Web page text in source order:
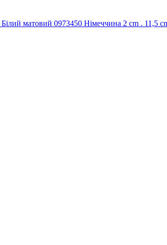
матовий 0973450 Німеччина 2 cm . 11,5